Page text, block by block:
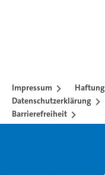
Impressum
Datenschutzerklärung
Barrierefreiheit